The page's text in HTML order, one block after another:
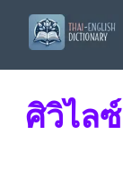
ศิวิไลซ์